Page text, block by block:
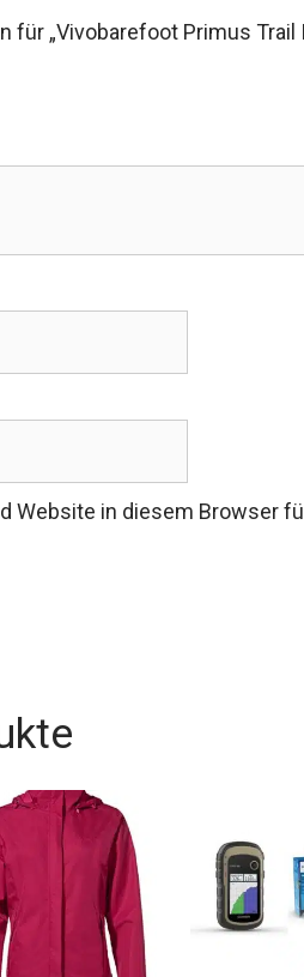
für „Vivobarefoot Primus Trail
Website in diesem Browser